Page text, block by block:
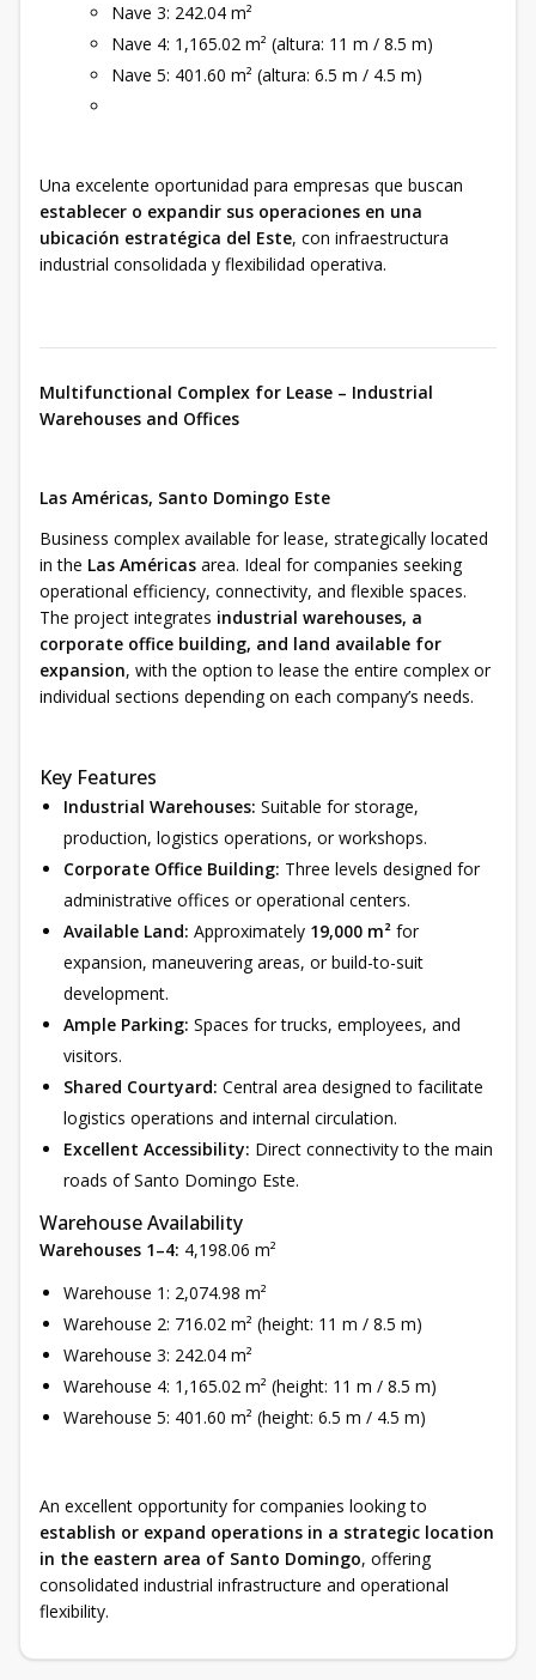
Nave 3: 242.04 m²
Nave 4: 1,165.02 m² (altura: 11 m / 8.5 m)
Nave 5: 401.60 m² (altura: 6.5 m / 4.5 m)
Una excelente oportunidad para empresas que buscan
establecer o expandir sus operaciones en una
ubicación estratégica del Este, con infraestructura
industrial consolidada y flexibilidad operativa.
Multifunctional Complex for Lease – Industrial
Warehouses and Offices
Las Américas, Santo Domingo Este
Business complex available for lease, strategically located
in the Las Américas area. Ideal for companies seeking
operational efficiency, connectivity, and flexible spaces.
The project integrates industrial warehouses, a
corporate office building, and land available for
expansion, with the option to lease the entire complex or
individual sections depending on each company’s needs.
Key Features
Industrial Warehouses: Suitable for storage,
production, logistics operations, or workshops.
Corporate Office Building: Three levels designed for
administrative offices or operational centers.
Available Land: Approximately 19,000 m² for
expansion, maneuvering areas, or build-to-suit
development.
Ample Parking: Spaces for trucks, employees, and
visitors.
Shared Courtyard: Central area designed to facilitate
logistics operations and internal circulation.
Excellent Accessibility: Direct connectivity to the main
roads of Santo Domingo Este.
Warehouse Availability
Warehouses 1–4: 4,198.06 m²
Warehouse 1: 2,074.98 m²
Warehouse 2: 716.02 m² (height: 11 m / 8.5 m)
Warehouse 3: 242.04 m²
Warehouse 4: 1,165.02 m² (height: 11 m / 8.5 m)
Warehouse 5: 401.60 m² (height: 6.5 m / 4.5 m)
An excellent opportunity for companies looking to
establish or expand operations in a strategic location
in the eastern area of Santo Domingo, offering
consolidated industrial infrastructure and operational
flexibility.